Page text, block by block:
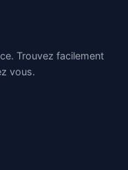
Trouvez facilement
vous.